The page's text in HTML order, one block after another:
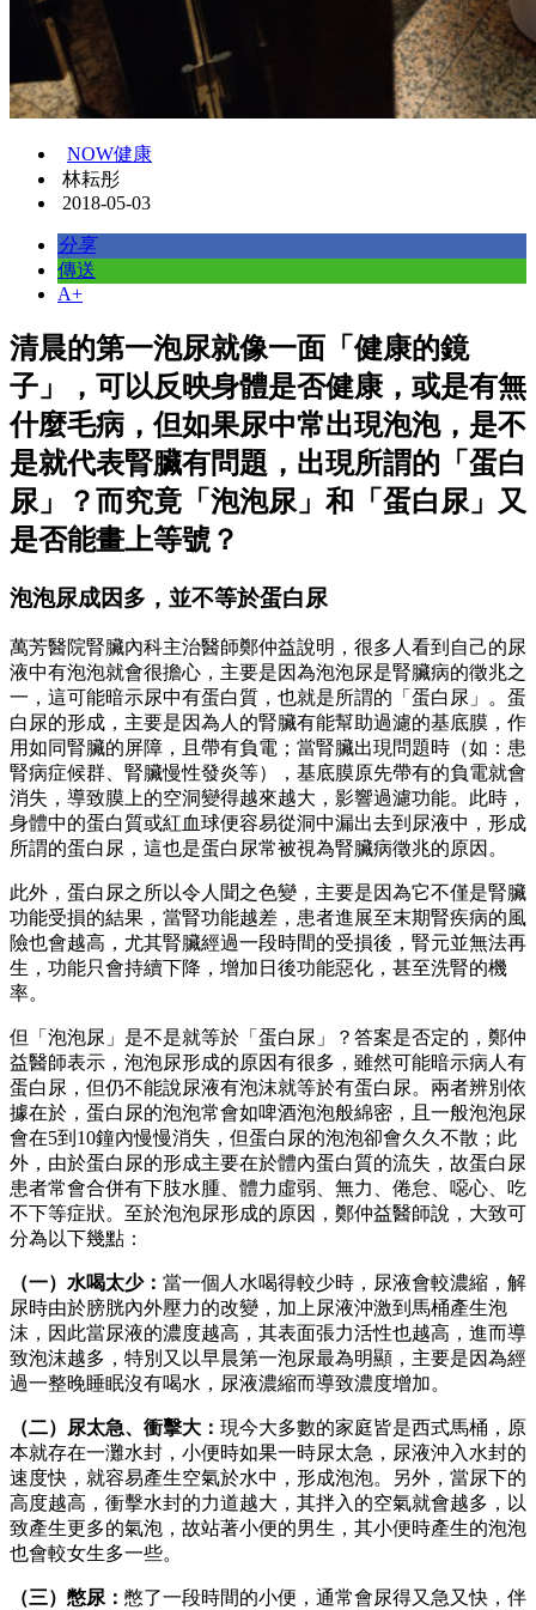
NOW健康
林耘彤
2018-05-03
分享
傳送
A+
清晨的第一泡尿就像一面「健康的鏡
子」，可以反映身體是否健康，或是有無
什麼毛病，但如果尿中常出現泡泡，是不
是就代表腎臟有問題，出現所謂的「蛋白
尿」？而究竟「泡泡尿」和「蛋白尿」又
是否能畫上等號？
泡泡尿成因多，並不等於蛋白尿
萬芳醫院腎臟內科主治醫師鄭仲益說明，很多人看到自己的尿
液中有泡泡就會很擔心，主要是因為泡泡尿是腎臟病的徵兆之
一，這可能暗示尿中有蛋白質，也就是所謂的「蛋白尿」。蛋
白尿的形成，主要是因為人的腎臟有能幫助過濾的基底膜，作
用如同腎臟的屏障，且帶有負電；當腎臟出現問題時（如：患
腎病症候群、腎臟慢性發炎等），基底膜原先帶有的負電就會
消失，導致膜上的空洞變得越來越大，影響過濾功能。此時，
身體中的蛋白質或紅血球便容易從洞中漏出去到尿液中，形成
所謂的蛋白尿，這也是蛋白尿常被視為腎臟病徵兆的原因。
此外，蛋白尿之所以令人聞之色變，主要是因為它不僅是腎臟
功能受損的結果，當腎功能越差，患者進展至末期腎疾病的風
險也會越高，尤其腎臟經過一段時間的受損後，腎元並無法再
生，功能只會持續下降，增加日後功能惡化，甚至洗腎的機
率。
但「泡泡尿」是不是就等於「蛋白尿」？答案是否定的，鄭仲
益醫師表示，泡泡尿形成的原因有很多，雖然可能暗示病人有
蛋白尿，但仍不能說尿液有泡沫就等於有蛋白尿。兩者辨別依
據在於，蛋白尿的泡泡常會如啤酒泡泡般綿密，且一般泡泡尿
會在5到10鐘內慢慢消失，但蛋白尿的泡泡卻會久久不散；此
外，由於蛋白尿的形成主要在於體內蛋白質的流失，故蛋白尿
患者常會合併有下肢水腫、體力虛弱、無力、倦怠、噁心、吃
不下等症狀。至於泡泡尿形成的原因，鄭仲益醫師說，大致可
分為以下幾點：
（一）水喝太少： 當一個人水喝得較少時，尿液會較濃縮，解
尿時由於膀胱內外壓力的改變，加上尿液沖激到馬桶產生泡
沫，因此當尿液的濃度越高，其表面張力活性也越高，進而導
致泡沫越多，特別又以早晨第一泡尿最為明顯，主要是因為經
過一整晚睡眠沒有喝水，尿液濃縮而導致濃度增加。
（二）尿太急、衝擊大： 現今大多數的家庭皆是西式馬桶，原
本就存在一灘水封，小便時如果一時尿太急，尿液沖入水封的
速度快，就容易產生空氣於水中，形成泡泡。另外，當尿下的
高度越高，衝擊水封的力道越大，其拌入的空氣就會越多，以
致產生更多的氣泡，故站著小便的男生，其小便時產生的泡泡
也會較女生多一些。
（三）憋尿： 憋了一段時間的小便，通常會尿得又急又快，伴